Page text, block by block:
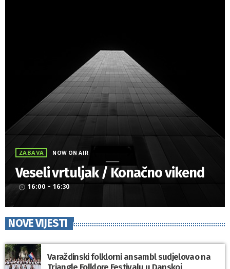
ZABAVA NOW ON AIR
Veseli vrtuljak / Konačno vikend
access_time 16:00 - 16:30
NOVE VIJESTI
Varaždinski folklorni ansambl sudjelovao na